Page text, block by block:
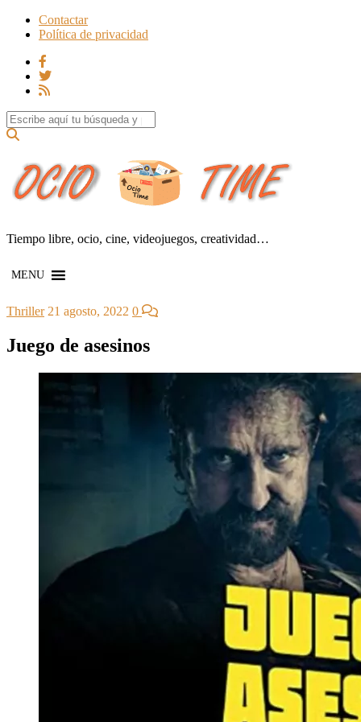
Contactar
Política de privacidad
Search for:
Tiempo libre, ocio, cine, videojuegos, creatividad…
MENU
Thriller 21 agosto, 2022 0
Juego de asesinos